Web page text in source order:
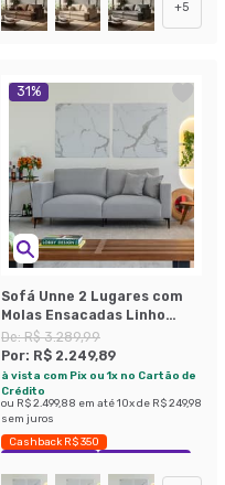
+5
31%
Sofá Unne 2 Lugares com
Molas Ensacadas Linho
Cinza 170 cm
De:R$ 3.289,99
Por: R$ 2.249,89
à vista com Pix ou 1x no Cartão de
Crédito
ou R$ 2.499,88 em até10x de R$ 249,98
sem juros
Cashback R$ 350
Exclusivo Mobly
Economize 31%